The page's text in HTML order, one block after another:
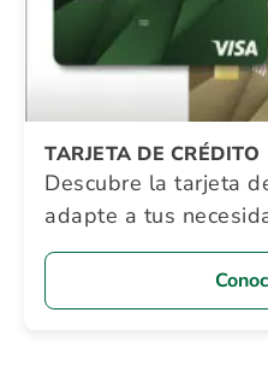
TARJETA DE CRÉDITO
Descubre la tarjeta
adapte a tus